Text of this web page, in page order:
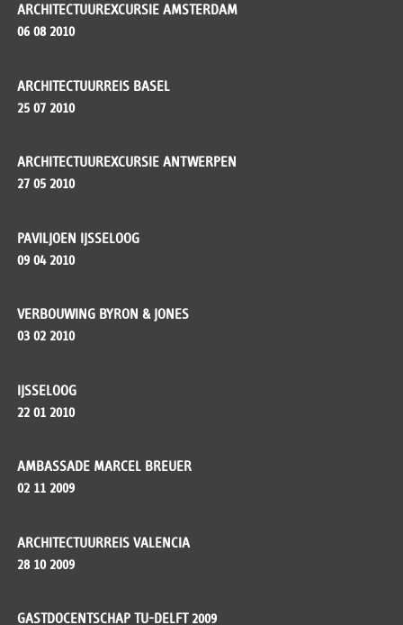
ARCHITECTUUREXCURSIE AMSTERDAM
06 08 2010
ARCHITECTUURREIS BASEL
25 07 2010
ARCHITECTUUREXCURSIE ANTWERPEN
27 05 2010
PAVILJOEN IJSSELOOG
09 04 2010
VERBOUWING BYRON & JONES
03 02 2010
IJSSELOOG
22 01 2010
AMBASSADE MARCEL BREUER
02 11 2009
ARCHITECTUURREIS VALENCIA
28 10 2009
GASTDOCENTSCHAP TU-DELFT 2009